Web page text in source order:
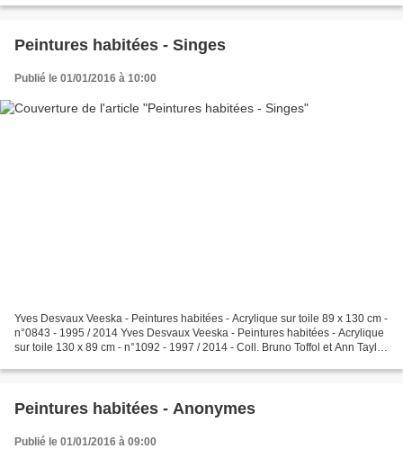
Peintures habitées - Singes
Publié le 01/01/2016 à 10:00
Yves Desvaux Veeska - Peintures habitées - Acrylique sur toile 89 x 130 cm -
n°0843 - 1995 / 2014 Yves Desvaux Veeska - Peintures habitées - Acrylique
sur toile 130 x 89 cm - n°1092 - 1997 / 2014 - Coll. Bruno Toffol et Ann Taylor.
Peintures habitées - Anonymes
Publié le 01/01/2016 à 09:00